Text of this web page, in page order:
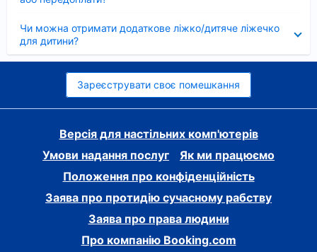
Чи можна отримати додаткове ліжко/дитяче ліжечко
для дитини?
Зареєструвати своє помешкання
Версія для настільних комп'ютерів
Умови надання послуг
Як ми працюємо
Положення про конфіденційність
Заява про протидію сучасному рабству
Заява про права людини
Про компанію Booking.com